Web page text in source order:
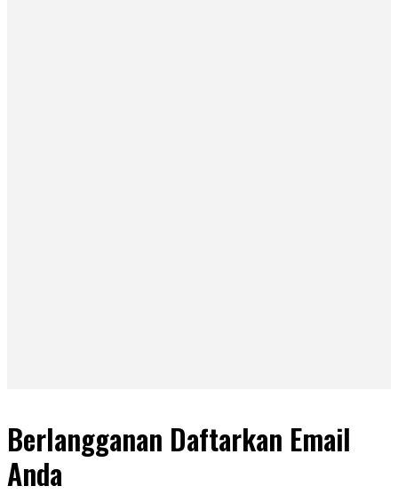
Berlangganan Daftarkan Email
Anda